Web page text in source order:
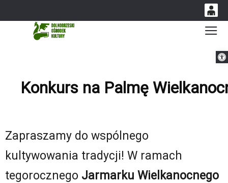
0,00
14 53
Konkurs na Palmę
Zapraszamy do wspólnego
kultywowania tradycji! W ramach
tegorocznego Jarmarku Wielkanocnego